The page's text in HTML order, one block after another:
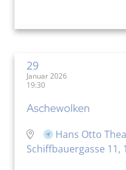
29
Januar 2026
19:30
Aschewolken
Hans Otto
Schiffbauergasse 11,